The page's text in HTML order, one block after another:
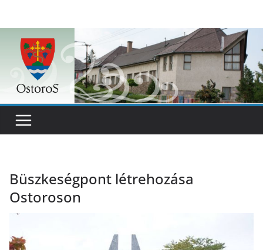
content
Büszkeségpont létrehozása
Ostoroson